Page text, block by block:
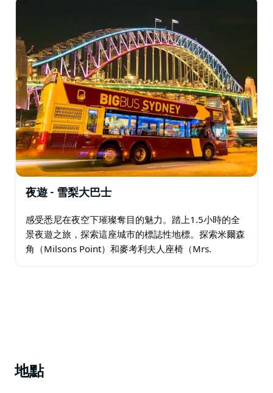
夜遊 - 雪梨大巴士
感受悉尼在夜空下璀璨奪目的魅力。踏上1.5小時的全
景夜遊之旅，探索這座城市的標誌性地標。探索米爾森
角（Milsons Point）和麥考利夫人座椅（Mrs.
地點